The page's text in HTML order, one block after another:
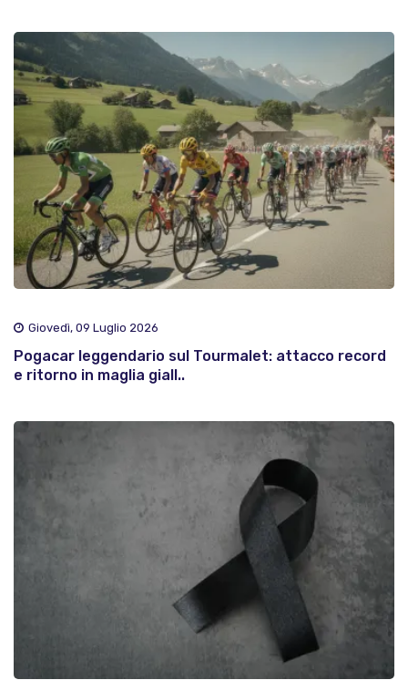
Giovedì, 09 Luglio 2026
Pogacar leggendario sul Tourmalet: attacco record
e ritorno in maglia giall..